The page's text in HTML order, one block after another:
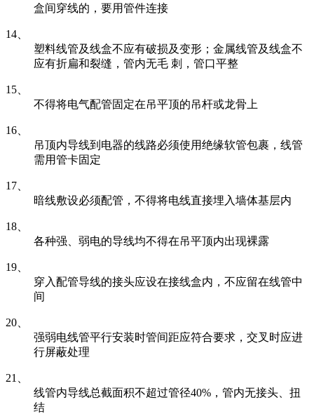
盒间穿线的，要用管件连接
14、
塑料线管及线盒不应有破损及变形；金属线管及线盒不
应有折扁和裂缝，管内无毛 刺，管口平整
15、
不得将电气配管固定在吊平顶的吊杆或龙骨上
16、
吊顶内导线到电器的线路必须使用绝缘软管包裹，线管
需用管卡固定
17、
暗线敷设必须配管，不得将电线直接埋入墙体基层内
18、
各种强、弱电的导线均不得在吊平顶内出现裸露
19、
穿入配管导线的接头应设在接线盒内，不应留在线管中
间
20、
强弱电线管平行安装时管间距应符合要求，交叉时应进
行屏蔽处理
21、
线管内导线总截面积不超过管径40%，管内无接头、扭
结